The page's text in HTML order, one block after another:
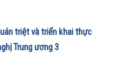
triệt và triển khai thực
Trung ương 3